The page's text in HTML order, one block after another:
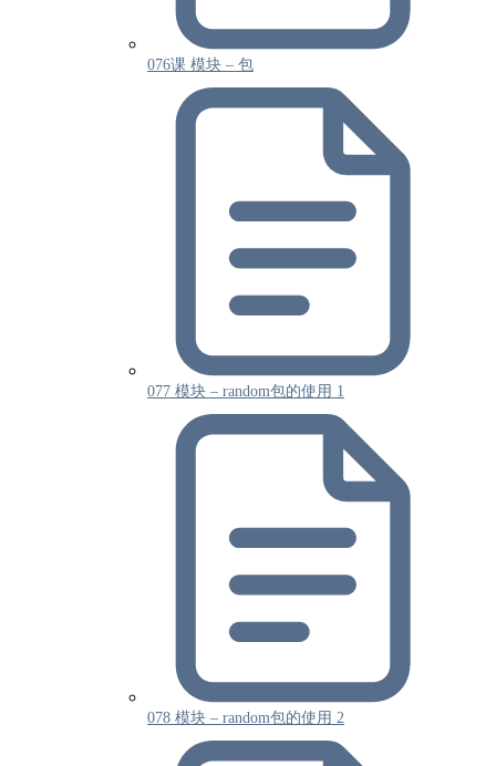
076课 模块 – 包
077 模块 – random包的使用 1
078 模块 – random包的使用 2